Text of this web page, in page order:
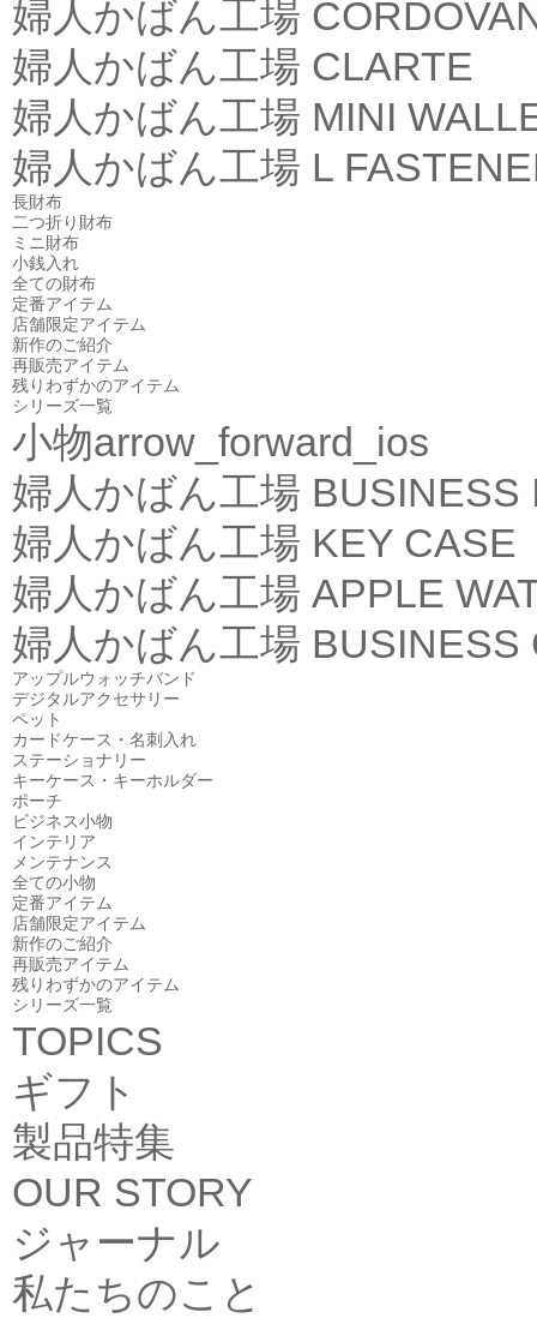
婦人かばん工場
婦人かばん工場 CLARTE
婦人かばん工場 MINI
婦人かばん工場 L
長財布
二つ折り財布
ミニ財布
小銭入れ
全ての財布
定番アイテム
店舗限定アイテム
新作のご紹介
再販売アイテム
残りわずかのアイテム
シリーズ一覧
小物arrow_forward_ios
婦人かばん工場 BUSINESS
婦人かばん工場 KEY CASE
婦人かばん工場 APPLE
婦人かばん工場 BUSINESS
アップルウォッチバンド
デジタルアクセサリー
ペット
カードケース・名刺入れ
ステーショナリー
キーケース・キーホルダー
ポーチ
ビジネス小物
インテリア
メンテナンス
全ての小物
定番アイテム
店舗限定アイテム
新作のご紹介
再販売アイテム
残りわずかのアイテム
シリーズ一覧
TOPICS
ギフト
製品特集
OUR STORY
ジャーナル
私たちのこと